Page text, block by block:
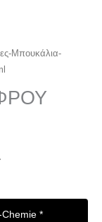
Μπουκάλια-
Chemie *